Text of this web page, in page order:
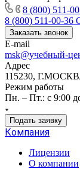
8 (800) 511-
8 (800) 511-00-36
Заказать звонок
E-mail
msk@учебный-
Адрес
115230,
Режим работы
Пн. – Пт.: с 9:00
Подать заявку
Компания
Лицензии
О компании